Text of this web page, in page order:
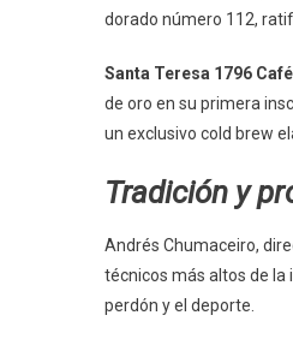
dorado número 112,
Santa Teresa 1796
de oro en su primera
un exclusivo cold brew
Tradición y
Andrés Chumaceiro,
técnicos más altos de la
perdón y el deporte.